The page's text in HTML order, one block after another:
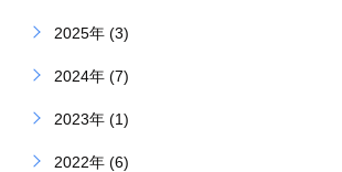
2025年 (3)
2024年 (7)
2023年 (1)
2022年 (6)